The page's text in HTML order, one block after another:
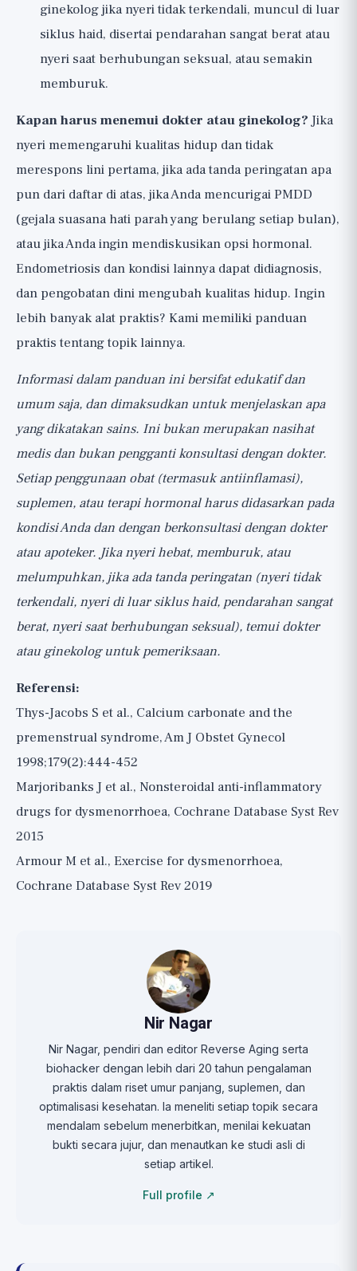
ginekolog jika nyeri tidak terkendali, muncul di luar
siklus haid, disertai pendarahan sangat berat atau
nyeri saat berhubungan seksual, atau semakin
memburuk.
Kapan harus menemui dokter atau ginekolog?Jika
nyeri memengaruhi kualitas hidup dan tidak
merespons lini pertama, jika ada tanda peringatan apa
pun dari daftar di atas, jika Anda mencurigai PMDD
(gejala suasana hati parah yang berulang setiap bulan),
atau jika Anda ingin mendiskusikan opsi hormonal.
Endometriosis dan kondisi lainnya dapat didiagnosis,
dan pengobatan dini mengubah kualitas hidup. Ingin
lebih banyak alat praktis? Kami memiliki panduan
praktistentang topik lainnya.
Informasi dalam panduan ini bersifat edukatif dan
umum saja, dan dimaksudkan untuk menjelaskan apa
yang dikatakan sains. Ini bukan merupakan nasihat
medis dan bukan pengganti konsultasi dengan dokter.
Setiap penggunaan obat (termasuk antiinflamasi),
suplemen, atau terapi hormonal harus didasarkan pada
kondisi Anda dan dengan berkonsultasi dengan dokter
atau apoteker. Jika nyeri hebat, memburuk, atau
melumpuhkan, jika ada tanda peringatan (nyeri tidak
terkendali, nyeri di luar siklus haid, pendarahan sangat
berat, nyeri saat berhubungan seksual), temui dokter
atau ginekolog untuk pemeriksaan.
Referensi:
Thys-Jacobs S et al., Calcium carbonate and the
premenstrual syndrome, Am J Obstet Gynecol
1998;179(2):444-452
Marjoribanks J et al., Nonsteroidal anti-inflammatory
drugs for dysmenorrhoea, Cochrane Database Syst Rev
2015
Armour M et al., Exercise for dysmenorrhoea,
Cochrane Database Syst Rev 2019
Nir Nagar
Nir Nagar, pendiri dan editor Reverse Aging serta
biohacker dengan lebih dari 20 tahun pengalaman
praktis dalam riset umur panjang, suplemen, dan
optimalisasi kesehatan. Ia meneliti setiap topik secara
mendalam sebelum menerbitkan, menilai kekuatan
bukti secara jujur, dan menautkan ke studi asli di
setiap artikel.
Full profile ↗